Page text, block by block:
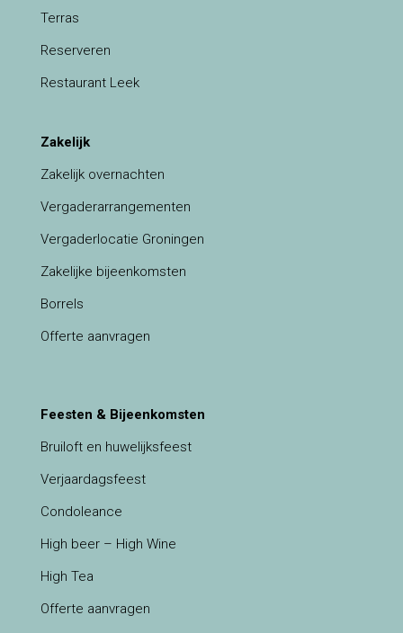
Terras
Reserveren
Restaurant Leek
Zakelijk
Zakelijk overnachten
Vergaderarrangementen
Vergaderlocatie Groningen
Zakelijke bijeenkomsten
Borrels
Offerte aanvragen
Feesten & Bijeenkomsten
Bruiloft en huwelijksfeest
Verjaardagsfeest
Condoleance
High beer – High Wine
High Tea
Offerte aanvragen